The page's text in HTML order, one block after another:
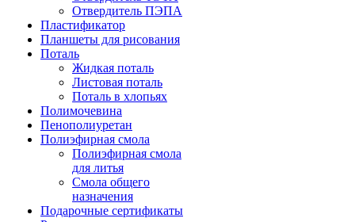
Отвердитель ПЭПА
Пластификатор
Планшеты для рисования
Поталь
Жидкая поталь
Листовая поталь
Поталь в хлопьях
Полимочевина
Пенополиуретан
Полиэфирная смола
Полиэфирная смола
для литья
Смола общего
назначения
Подарочные сертификаты